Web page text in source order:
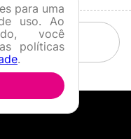
para uma
uso. Ao
você
políticas
.